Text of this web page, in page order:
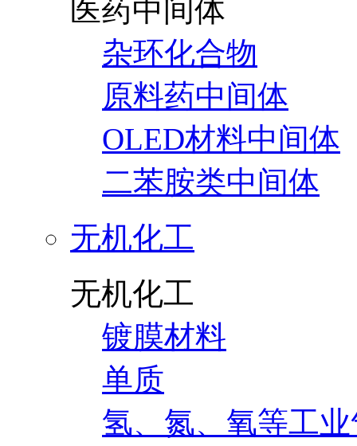
医药中间体
杂环化合物
原料药中间体
OLED材料中间体
二苯胺类中间体
无机化工
无机化工
镀膜材料
单质
氢、氮、氧等工